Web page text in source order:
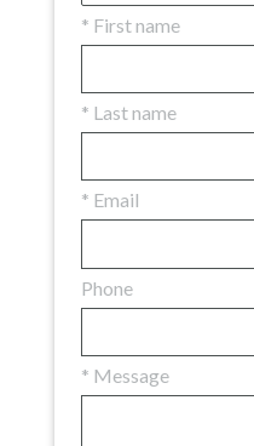
* First name
* Last name
* Email
Phone
* Message